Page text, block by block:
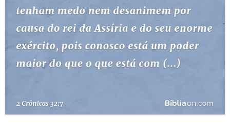
ESBOÇOS DE PREGAÇÃO
TEMAS
PERGUNTE À BÍBLIA IA
QUEM SOMOS